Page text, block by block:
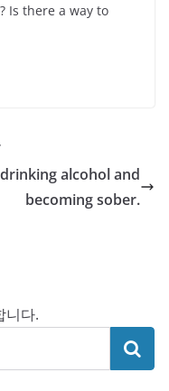
Is there a way to
alcohol and
becoming sober.
니다.